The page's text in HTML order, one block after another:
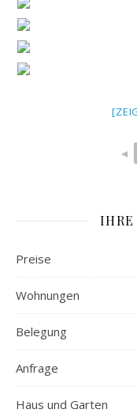
◄
Preise
Wohnungen
Belegung
Anfrage
Haus und Garten